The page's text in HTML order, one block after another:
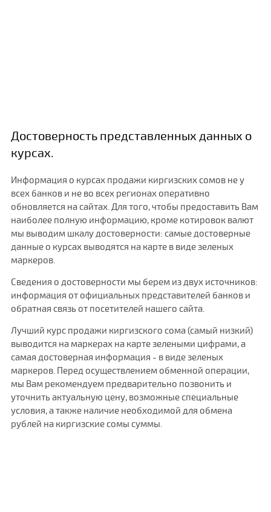
Достоверность представленных данных о
курсах.
Информация о курсах продажи киргизских сомов не у
всех банков и не во всех регионах оперативно
обновляется на сайтах. Для того, чтобы предоставить Вам
наиболее полную информацию, кроме котировок валют
мы выводим шкалу достоверности: самые достоверные
данные о курсах выводятся на карте в виде зеленых
маркеров.
Сведения о достоверности мы берем из двух источников:
информация от официальных представителей банков и
обратная связь от посетителей нашего сайта.
Лучший курс продажи киргизского сома (самый низкий)
выводится на маркерах на карте зелеными цифрами, а
самая достоверная информация - в виде зеленых
маркеров. Перед осуществлением обменной операции,
мы Вам рекомендуем предварительно позвонить и
уточнить актуальную цену, возможные специальные
условия, а также наличие необходимой для обмена
рублей на киргизские сомы суммы.